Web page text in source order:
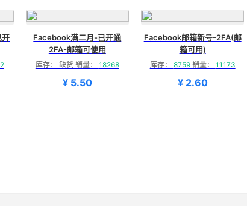
Facebook满二月-已开通
2FA-邮箱可使用
库存： 缺货 销量： 18268
¥ 5.50
Facebook邮箱新号-2FA(邮
箱可用)
库存： 8759销量： 11173
¥ 2.60